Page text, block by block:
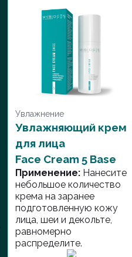
Увлажнение
Увлажняющий крем
для лица
Face Cream 5 Base
Применение: Нанесите
небольшое количество
крема на заранее
подготовленную кожу
лица, шеи и декольте,
равномерно
распределите.